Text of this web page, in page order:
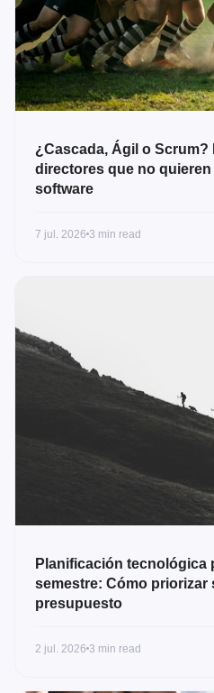
¿Cascada, Ágil o
directores que no
software
7 jul. 2026 3 min read
Planificación tecnológica
semestre: Cómo priorizar
presupuesto
2 jul. 2026 3 min read